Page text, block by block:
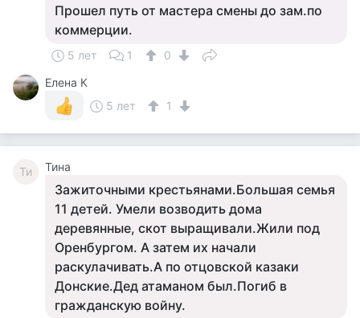
Прошел путь от мастера смены до зам.по
коммерции.
5 лет 1
0
Елена К
5 лет
1
Ти Тина
Зажиточными крестьянами.Большая семья
11 детей. Умели возводить дома
деревянные, скот выращивали.Жили под
Оренбургом. А затем их начали
раскулачивать.А по отцовской казаки
Донские.Дед атаманом был.Погиб в
гражданскую войну.